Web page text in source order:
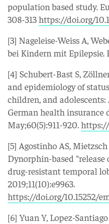
population based study.
308-313https://doi.org/
[3] Nageleise-Weiss A,
bei Kindern mit Epilepsie.
[4] Schubert-Bast S,
and epidemiology of
children, and
German health insurance
May;60(5):911-920.https://
[5] Agostinho AS,
Dynorphin-based
drug-resistant temporal
2019;11(10):e9963.
https://doi.org/10.15252/
[6] Yuan Y, Lopez-